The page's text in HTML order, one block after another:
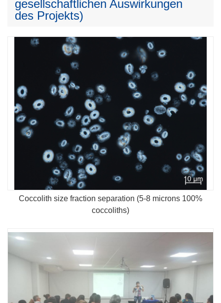
gesellschaftlichen Auswirkungen
des Projekts)
Coccolith size fraction separation (5-8 microns 100%
coccoliths)